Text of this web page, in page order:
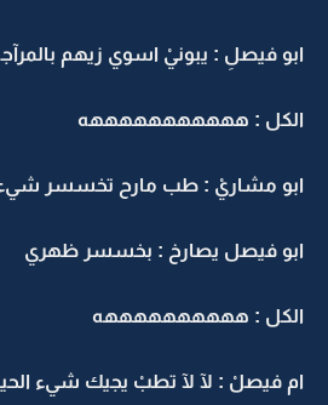
ابو فيصلِ : يبونيْ اسوي زيهم
الكل : هههههههههههه
ابو مشاريْ : طب مارح تخسسر
ابو فيصل يصارخ : بخسسر ظهري
الكل : ههههههههههه
ام فيصلْ : لآ لآ تطبْ يجيك شيء